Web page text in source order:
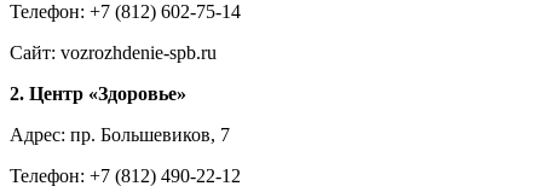
Телефон: +7 (812) 602-75-14
Сайт: vozrozhdenie-spb.ru
2. Центр «Здоровье»
Адрес: пр. Большевиков, 7
Телефон: +7 (812) 490-22-12